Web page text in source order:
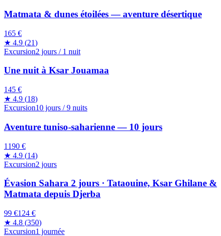
Matmata & dunes étoilées — aventure désertique
165 €
★ 4.9 (21)
Excursion2 jours / 1 nuit
Une nuit à Ksar Jouamaa
145 €
★ 4.9 (18)
Excursion10 jours / 9 nuits
Aventure tuniso-saharienne — 10 jours
1190 €
★ 4.9 (14)
Excursion2 jours
Évasion Sahara 2 jours · Tataouine, Ksar Ghilane &
Matmata depuis Djerba
99 €124 €
★ 4.8 (350)
Excursion1 journée